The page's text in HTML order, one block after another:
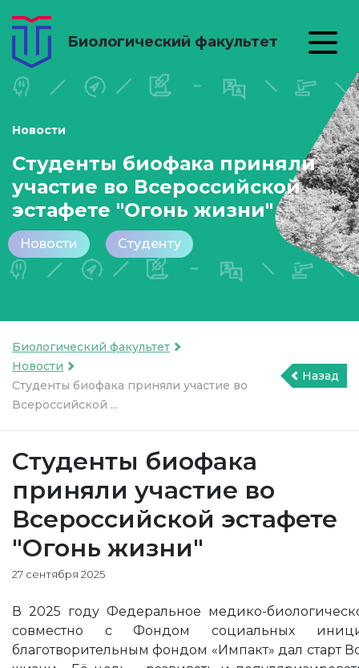
Биологический факультет
Новости
Студенты биофака приняли
участие во Всероссийской
эстафете "Огонь жизни"
Новости Студенту
Биологический факультет
Новости
Студенты биофака приняли участие во
Всероссийской ...
Назад
Студенты биофака
приняли участие во
Всероссийской эстафете
"Огонь жизни"
27 сентября 2025
В 2025 году Федеральное медико-
совместно с Фондом социальных
благотворительным фондом «Импакт» дал старт